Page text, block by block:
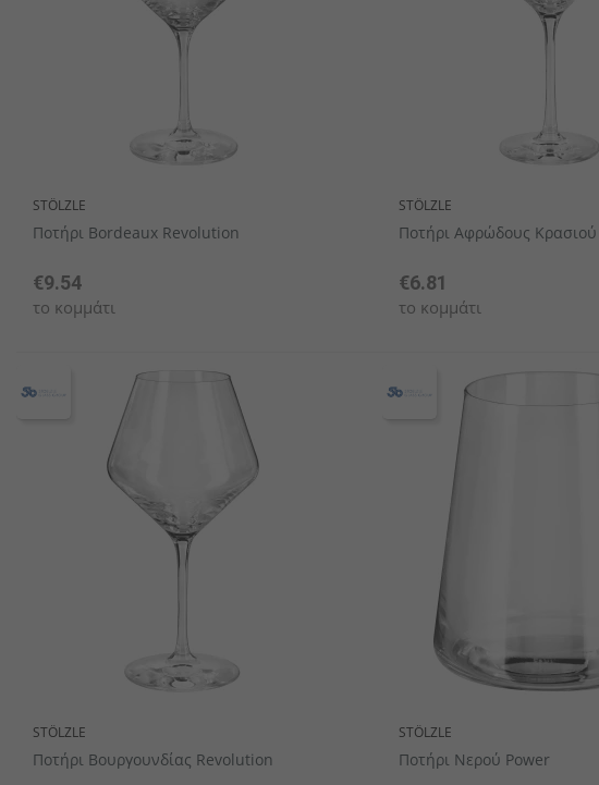
STÖLZLE
Ποτήρι Bordeaux Revolution
€9.54
το κομμάτι
STÖLZLE
Ποτήρι Αφρώδους
€6.81
το κομμάτι
STÖLZLE
Ποτήρι Βουργουνδίας Revolution
STÖLZLE
Ποτήρι Νερού Power